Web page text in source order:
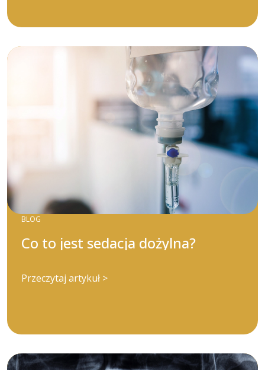
BLOG
Co to jest sedacja dożylna?
Przeczytaj artykuł >